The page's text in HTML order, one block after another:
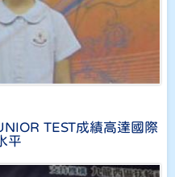
TEST成績高達國際
平